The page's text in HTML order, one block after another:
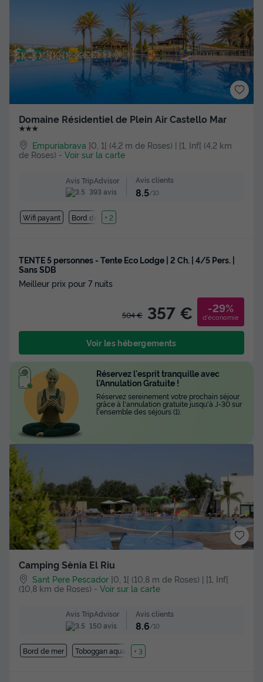
Domaine Résidentiel de Plein Air Castello Mar
★★★
Empuriabrava ]0, 1[ (4,2 m de Roses) | [1, Inf[ (4,2 km
de Roses) - Voir sur la carte
Avis TripAdvisor
393 avis
Avis clients
8.5/10
Wifi payant Bord de mer
+ 2
TENTE 5 personnes - Tente Eco Lodge | 2 Ch. | 4/5 Pers. |
Sans SDB
Meilleur prix pour 7 nuits
504 € 357 € -29%
d'économie
Voir les hébergements
Camping Sènia El Riu
Sant Pere Pescador ]0, 1[ (10,8 m de Roses) | [1, Inf[
(10,8 km de Roses) - Voir sur la carte
Avis TripAdvisor
150 avis
Avis clients
8.6/10
Bord de mer Toboggan aquatique
+ 3
Réservez l'esprit tranquille avec
l'Annulation Gratuite !
Réservez sereinement votre prochain séjour
grâce à l'annulation gratuite jusqu'à J-30 sur
l'ensemble des séjours (1).